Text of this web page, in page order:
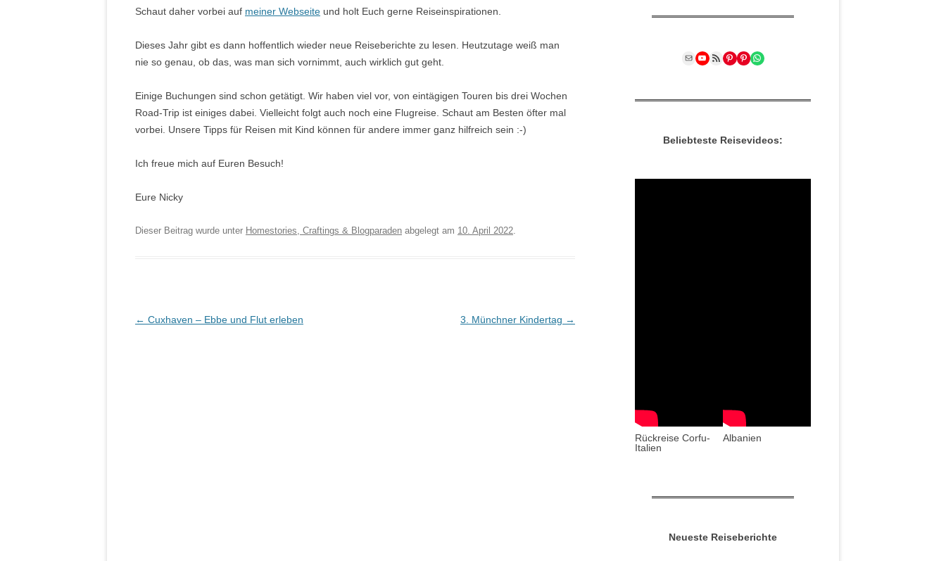
Schaut daher vorbei auf meiner Webseite und holt Euch gerne Reiseinspirationen.
Dieses Jahr gibt es dann hoffentlich wieder neue Reiseberichte zu lesen. Heutzutage weiß man
nie so genau, ob das, was man sich vornimmt, auch wirklich gut geht.
Einige Buchungen sind schon getätigt. Wir haben viel vor, von eintägigen Touren bis drei Wochen
Road-Trip ist einiges dabei. Vielleicht folgt auch noch eine Flugreise. Schaut am Besten öfter mal
vorbei. Unsere Tipps für Reisen mit Kind können für andere immer ganz hilfreich sein :-)
Ich freue mich auf Euren Besuch!
Eure Nicky
Dieser Beitrag wurde unter Homestories, Craftings & Blogparaden abgelegt am 10. April 2022.
Artikel-Navigation
← Cuxhaven – Ebbe und Flut erleben 3. Münchner Kindertag →
MailYouTube
RSS FeedPinterest
Pinterest
WhatsApp
Beliebteste Reisevideos:
Rückreise Corfu-
Italien
Albanien
Neueste Reiseberichte